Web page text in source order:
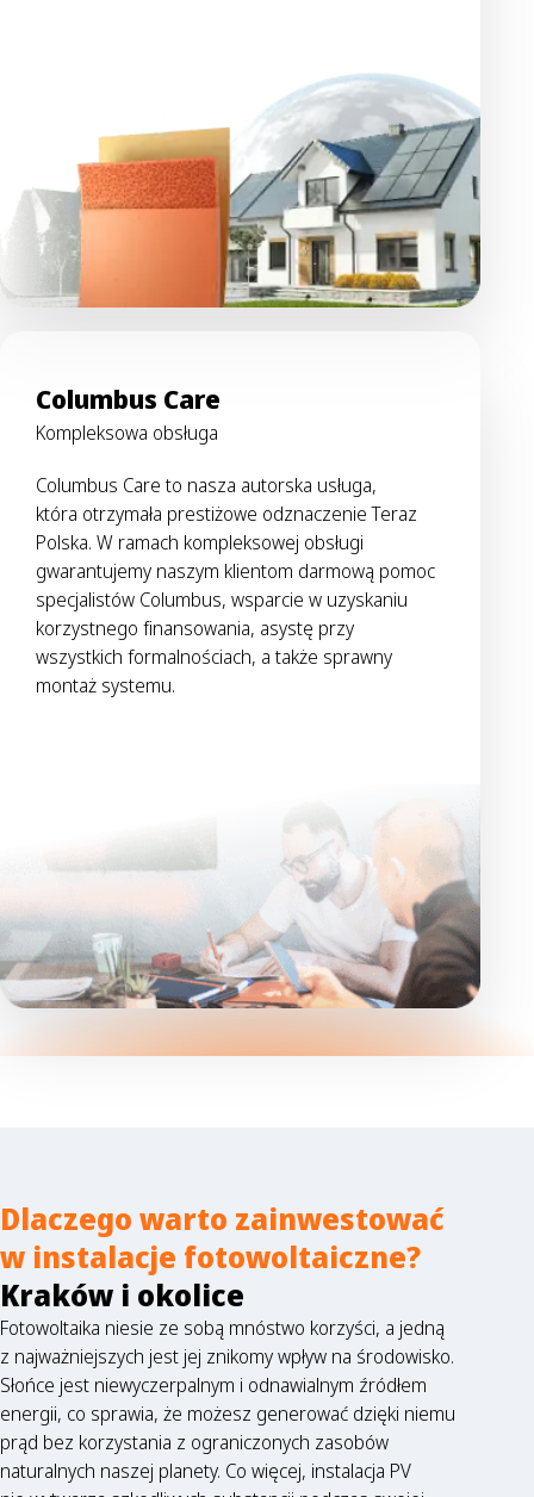
Columbus Care
Kompleksowa obsługa
Columbus Care to nasza autorska usługa,
która otrzymała prestiżowe odznaczenie Teraz
Polska. W ramach kompleksowej obsługi
gwarantujemy naszym klientom darmową pomoc
specjalistów Columbus, wsparcie w uzyskaniu
korzystnego finansowania, asystę przy
wszystkich formalnościach, a także sprawny
montaż systemu.
Dlaczego warto zainwestować
w instalacje fotowoltaiczne?
Kraków i okolice
Fotowoltaika niesie ze sobą mnóstwo korzyści, a jedną
z najważniejszych jest jej znikomy wpływ na środowisko.
Słońce jest niewyczerpalnym i odnawialnym źródłem
energii, co sprawia, że możesz generować dzięki niemu
prąd bez korzystania z ograniczonych zasobów
naturalnych naszej planety. Co więcej, instalacja PV